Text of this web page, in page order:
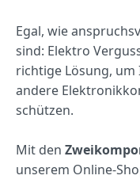
Egal, wie
sind: Elektro
richtige Lösung,
andere
schützen.
Mit den
unserem Online-